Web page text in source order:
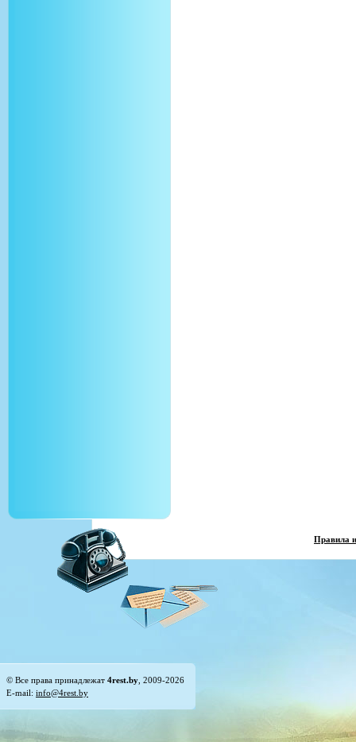
Правила
© Все права принадлежат 4rest.by , 2009-2026
E-mail: info@4rest.by